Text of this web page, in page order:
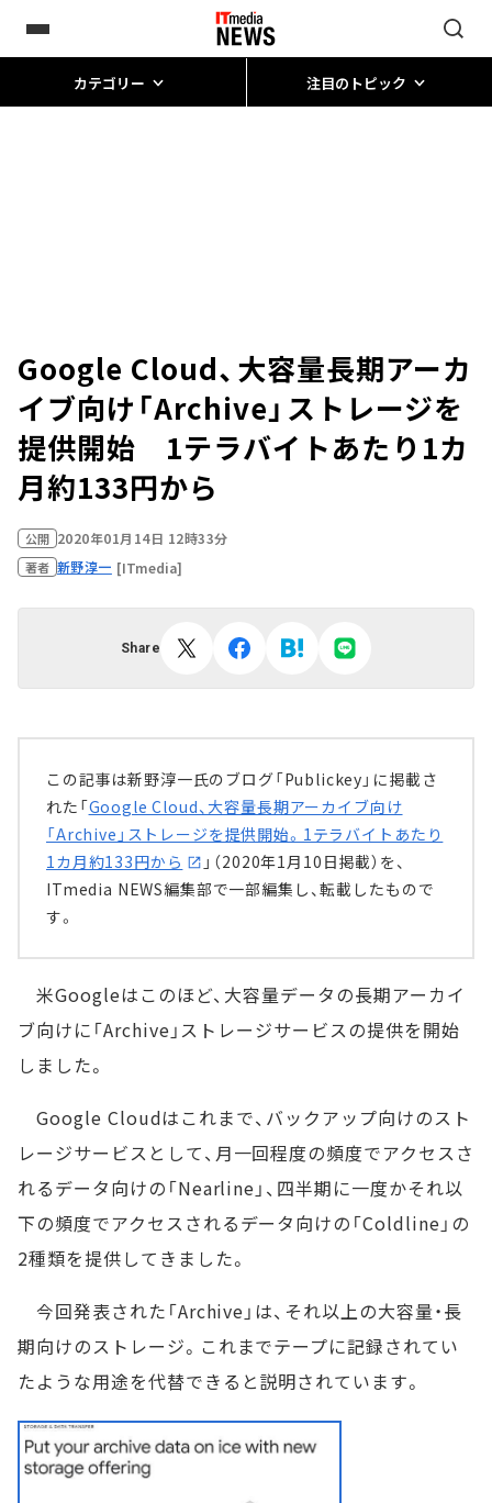
カテゴリー 注目のトピック
Google Cloud、大容量長期アーカ
イブ向け「Archive」ストレージを
提供開始 1テラバイトあたり1カ
月約133円から
公開 2020年01月14日 12時33分
著者 新野淳一 [ITmedia]
Share
この記事は新野淳一氏のブログ「Publickey」に掲載さ
れた「Google Cloud、大容量長期アーカイブ向け
「Archive」ストレージを提供開始。1テラバイトあたり
1カ月約133円から
」（2020年1月10日掲載）を、
ITmedia NEWS編集部で一部編集し、転載したもので
す。
米Googleはこのほど、大容量データの長期アーカイ
ブ向けに「Archive」ストレージサービスの提供を開始
しました。
Google Cloudはこれまで、バックアップ向けのスト
レージサービスとして、月一回程度の頻度でアクセスさ
れるデータ向けの「Nearline」、四半期に一度かそれ以
下の頻度でアクセスされるデータ向けの「Coldline」の
2種類を提供してきました。
今回発表された「Archive」は、それ以上の大容量・長
期向けのストレージ。これまでテープに記録されてい
たような用途を代替できると説明されています。